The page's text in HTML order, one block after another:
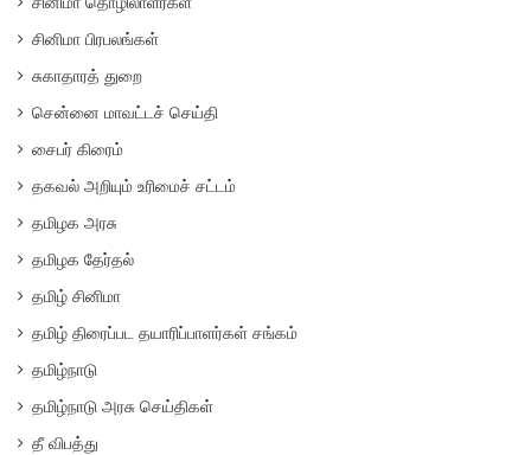
சினிமா பிரபலங்கள்
சுகாதாரத் துறை
சென்னை மாவட்டச் செய்தி
சைபர் கிரைம்
தகவல் அறியும் உரிமைச் சட்டம்
தமிழக அரசு
தமிழக தேர்தல்
தமிழ் சினிமா
தமிழ் திரைப்பட தயாரிப்பாளர்கள் சங்கம்
தமிழ்நாடு
தமிழ்நாடு அரசு செய்திகள்
தீ விபத்து